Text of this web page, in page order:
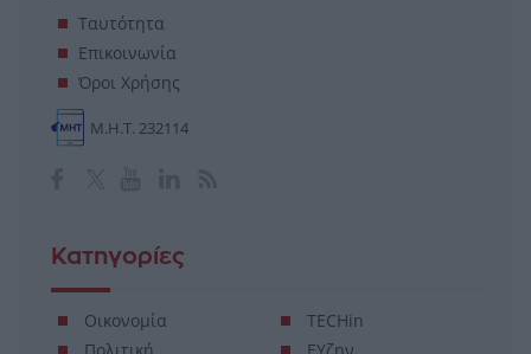
Ταυτότητα
Επικοινωνία
Όροι Χρήσης
Μ.Η.Τ. 232114
Κατηγορίες
Οικονομία
TECHin